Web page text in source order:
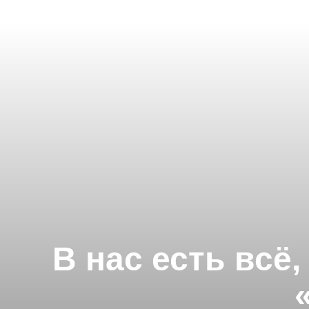
В нас есть